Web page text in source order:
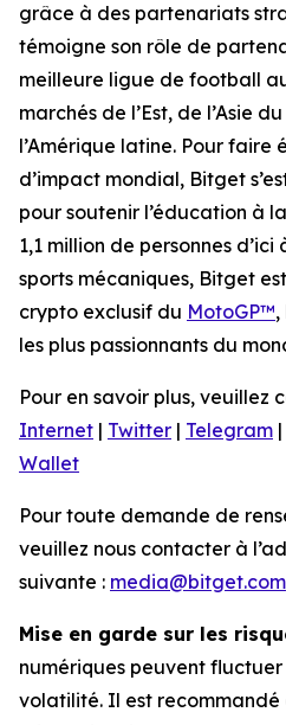
grâce à des partenariats
témoigne son rôle de
meilleure ligue de football
marchés de l’Est, de l’Asie
l’Amérique latine. Pour faire
d’impact mondial, Bitget
pour soutenir l’éducation à
1,1 million de personnes d’ici
sports mécaniques, Bitget
crypto exclusif du MotoGP™,
les plus passionnants du
Pour en savoir plus, veuillez
Internet | Twitter | Telegram |
Wallet
Pour toute demande de
veuillez nous contacter à
suivante : media@bitget.com
Mise en garde sur les
numériques peuvent
volatilité. Il est recommandé